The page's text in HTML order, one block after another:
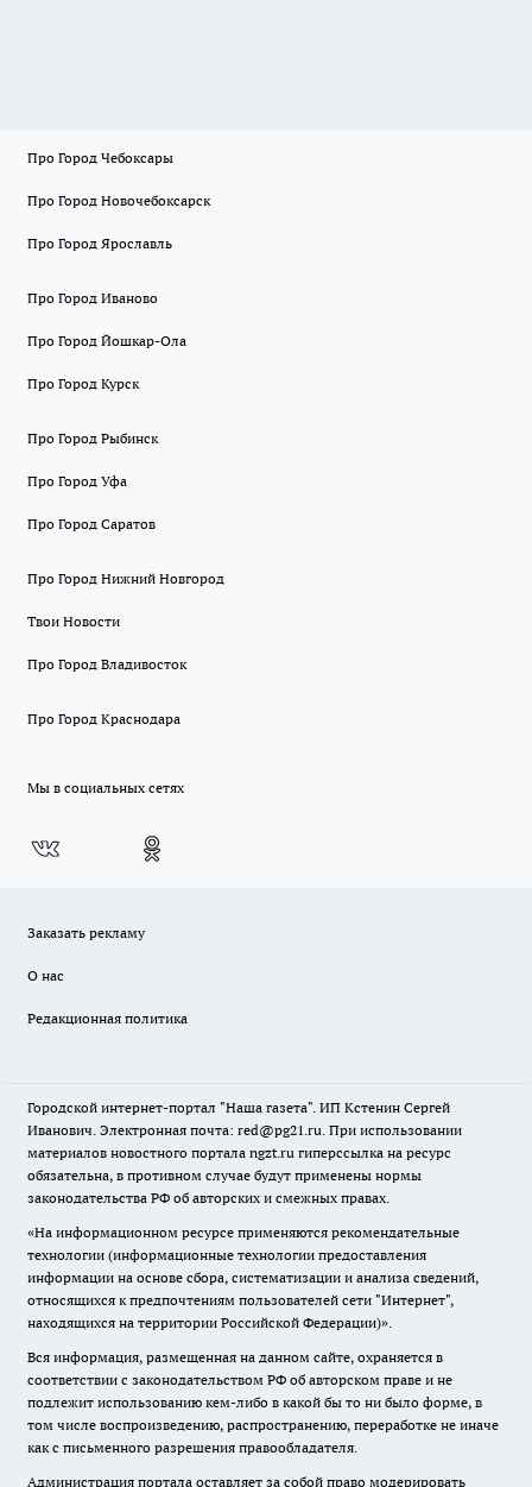
Про Город Чебоксары
Про Город Новочебоксарск
Про Город Ярославль
Про Город Иваново
Про Город Йошкар-Ола
Про Город Курск
Про Город Рыбинск
Про Город Уфа
Про Город Саратов
Про Город Нижний Новгород
Твои Новости
Про Город Владивосток
Про Город Краснодара
Мы в социальных сетях
Заказать рекламу
О нас
Редакционная политика
Городской интернет-портал "Наша газета". ИП Кстенин Сергей
Иванович. Электронная почта: red@pg21.ru. При использовании
материалов новостного портала ngzt.ru гиперссылка на ресурс
обязательна, в противном случае будут применены нормы
законодательства РФ об авторских и смежных правах.
«На информационном ресурсе применяются рекомендательные
технологии (информационные технологии предоставления
информации на основе сбора, систематизации и анализа сведений,
относящихся к предпочтениям пользователей сети "Интернет",
находящихся на территории Российской Федерации)».
Вся информация, размещенная на данном сайте, охраняется в
соответствии с законодательством РФ об авторском праве и не
подлежит использованию кем-либо в какой бы то ни было форме, в
том числе воспроизведению, распространению, переработке не иначе
как с письменного разрешения правообладателя.
Администрация портала оставляет за собой право модерировать